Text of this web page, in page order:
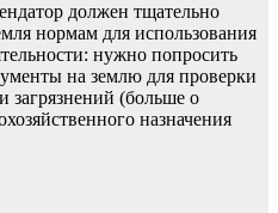
должен тщательно
нормам для использования
нужно попросить
на землю для проверки
загрязнений (больше о
назначения